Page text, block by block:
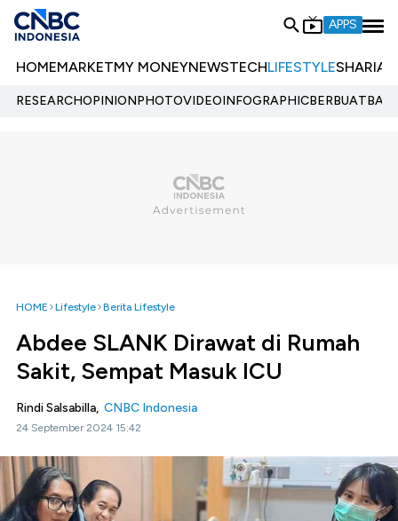
APPS
HOMEMARKETMY MONEYNEWSTECHLIFESTYLESHARIA
RESEARCHOPINIONPHOTOVIDEOINFOGRAPHIC
HOME Lifestyle Berita Lifestyle
Abdee SLANK Dirawat di Rumah
Sakit, Sempat Masuk ICU
Rindi Salsabilla, CNBC Indonesia
24 September 2024 15:42